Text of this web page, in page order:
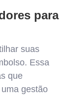
para
suas
Essa
que
gestão